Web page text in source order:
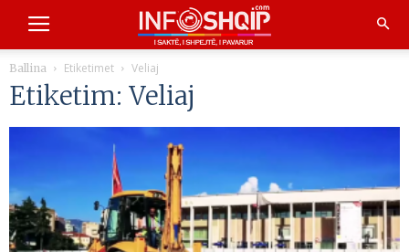
Ballina Etiketimet Veliaj
Etiketim: Veliaj